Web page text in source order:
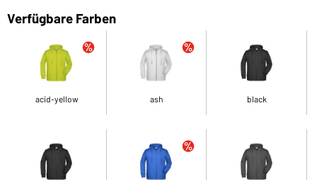
Verfügbare Farben
acid-yellow ash black